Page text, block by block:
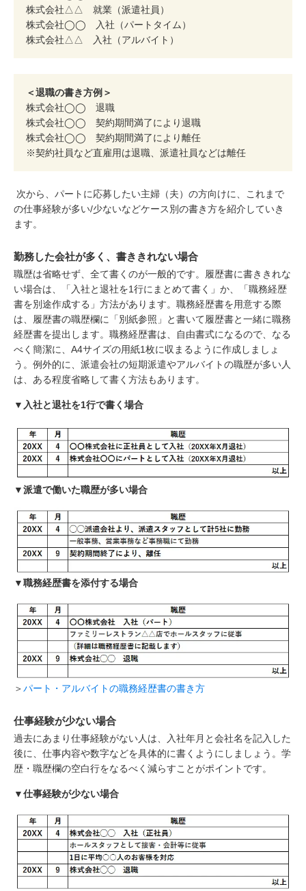
株式会社△△ 就業（派遣社員）
株式会社◯◯ 入社（パートタイム）
株式会社△△ 入社（アルバイト）
＜退職の書き方例＞
株式会社◯◯ 退職
株式会社◯◯ 契約期間満了により退職
株式会社◯◯ 契約期間満了により離任
※契約社員など直雇用は退職、派遣社員などは離任
次から、パートに応募したい主婦（夫）の方向けに、これまで
の仕事経験が多い/少ないなどケース別の書き方を紹介していき
ます。
勤務した会社が多く、書ききれない場合
職歴は省略せず、全て書くのが一般的です。履歴書に書ききれな
い場合は、「入社と退社を1行にまとめて書く」か、「職務経歴
書を別途作成する」方法があります。職務経歴書を用意する際
は、履歴書の職歴欄に「別紙参照」と書いて履歴書と一緒に職務
経歴書を提出します。職務経歴書は、自由書式になるので、なる
べく簡潔に、A4サイズの用紙1枚に収まるように作成しましょ
う。例外的に、派遣会社の短期派遣やアルバイトの職歴が多い人
は、ある程度省略して書く方法もあります。
▼入社と退社を1行で書く場合
▼派遣で働いた職歴が多い場合
▼職務経歴書を添付する場合
＞パート・アルバイトの職務経歴書の書き方
仕事経験が少ない場合
過去にあまり仕事経験がない人は、入社年月と会社名を記入した
後に、仕事内容や数字などを具体的に書くようにしましょう。学
歴・職歴欄の空白行をなるべく減らすことがポイントです。
▼仕事経験が少ない場合